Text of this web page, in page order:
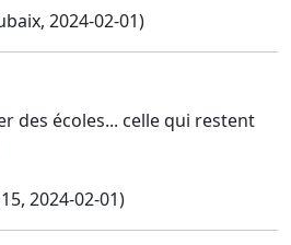
2024-02-01)
des écoles... celle qui restent
2024-02-01)